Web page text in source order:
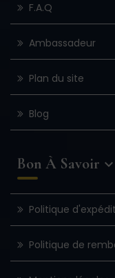
F.A.Q
Ambassadeur
Plan du site
Blog
Bon À Savoir 
Politique
Politique de